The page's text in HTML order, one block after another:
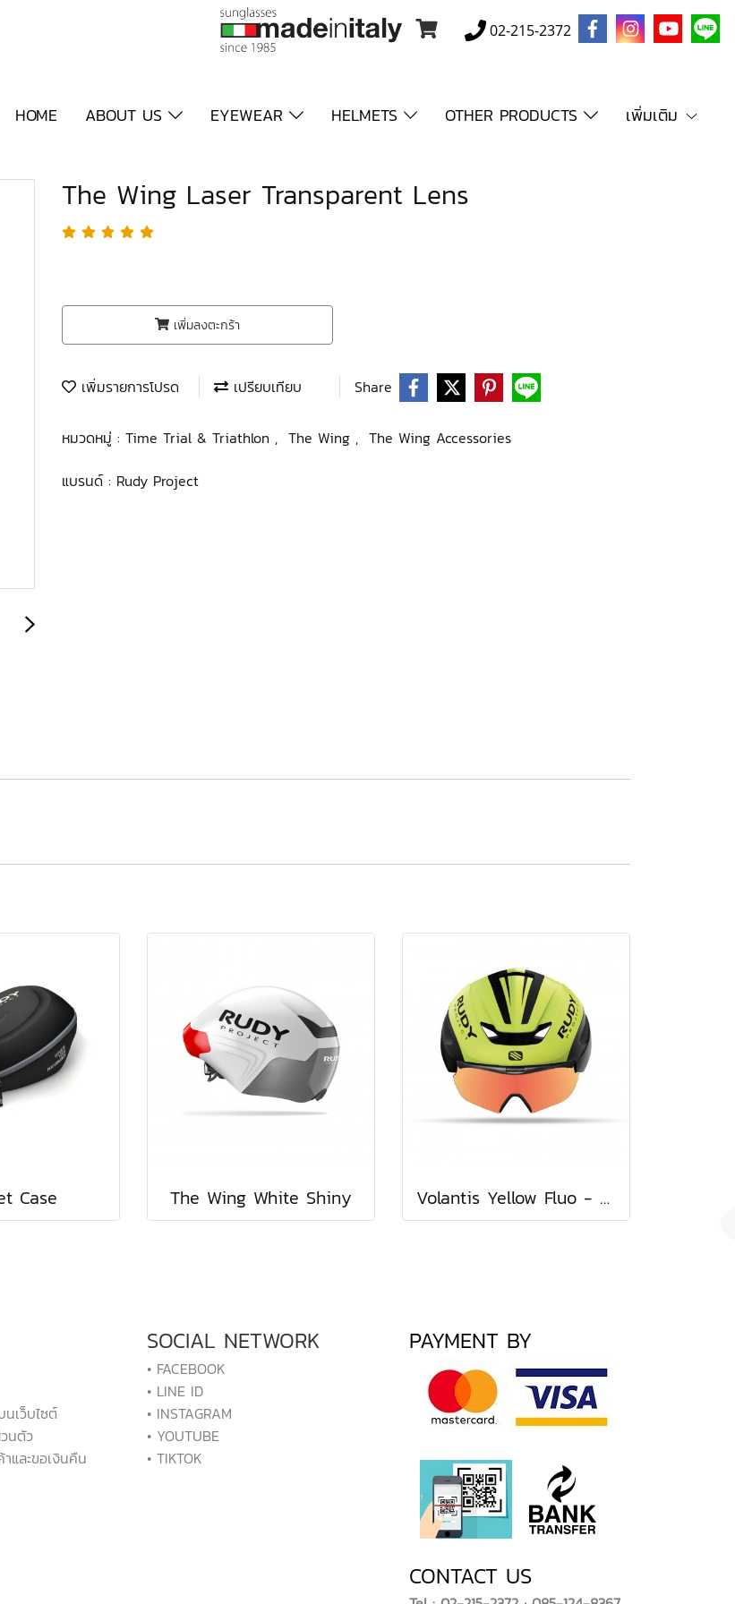
02-215-2372
HOME ABOUT US EYEWEAR HELMETS OTHER PRODUCTS เพิ่มเติม
The Wing Laser Transparent Lens
เพิ่มลงตะกร้า
เพิ่มรายการโปรด เปรียบเทียบ Share
หมวดหมู่ : Time Trial & Triathlon , The Wing , The Wing Accessories
แบรนด์ : Rudy Project
Case The Wing White Shiny Volantis Yellow Fluo - Black Matte + Multilaser Orange Combo Set
นเว็บไซต์
นตัว
และขอเงินคืน
SOCIAL NETWORK
• FACEBOOK
• LINE ID
• INSTAGRAM
• YOUTUBE
• TIKTOK
PAYMENT BY
CONTACT US